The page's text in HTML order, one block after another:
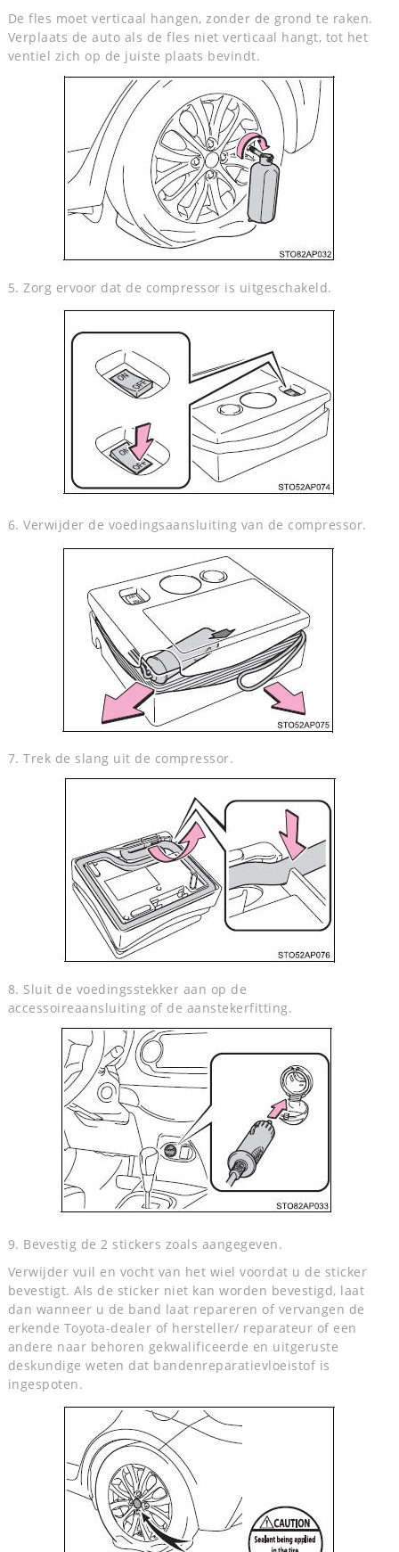
De fles moet verticaal hangen, zonder de grond te raken.
Verplaats de auto als de fles niet verticaal hangt, tot het
ventiel zich op de juiste plaats bevindt.
5. Zorg ervoor dat de compressor is uitgeschakeld.
6. Verwijder de voedingsaansluiting van de compressor.
7. Trek de slang uit de compressor.
8. Sluit de voedingsstekker aan op de
accessoireaansluiting of de aanstekerfitting.
9. Bevestig de 2 stickers zoals aangegeven.
Verwijder vuil en vocht van het wiel voordat u de sticker
bevestigt. Als de sticker niet kan worden bevestigd, laat
dan wanneer u de band laat repareren of vervangen de
erkende Toyota-dealer of hersteller/ reparateur of een
andere naar behoren gekwalificeerde en uitgeruste
deskundige weten dat bandenreparatievloeistof is
ingespoten.